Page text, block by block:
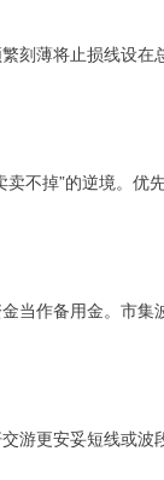
刻薄将止损线设在
不掉”的逆境。优
当作备用金。市集
游更安妥短线或波